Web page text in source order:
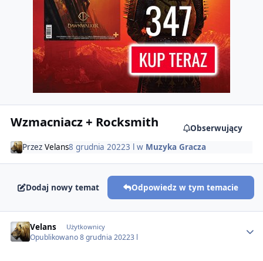
Wzmacniacz + Rocksmith
Obserwujący
Przez Velans8 grudnia 20223 l w Muzyka Gracza
Dodaj nowy temat Odpowiedz w tym temacie
Velans Użytkownicy
Opublikowano8 grudnia 20223 l